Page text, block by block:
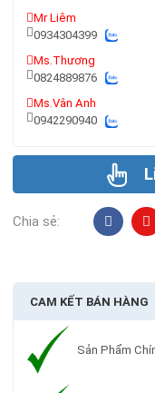
Mr Liêm
0934304399
Ms.Thương
0824889876
Ms.Vân Anh
0942290940
Chia sẻ:
CAM KẾT BÁN HÀNG
Sản Phẩm